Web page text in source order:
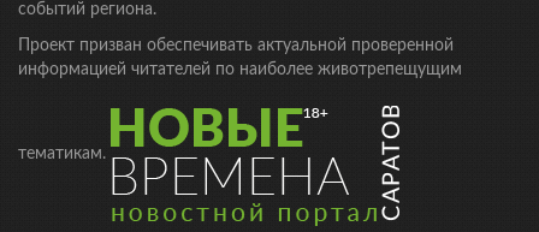
событий региона.
Проект призван обеспечивать актуальной проверенной
информацией читателей по наиболее животрепещущим
тематикам.